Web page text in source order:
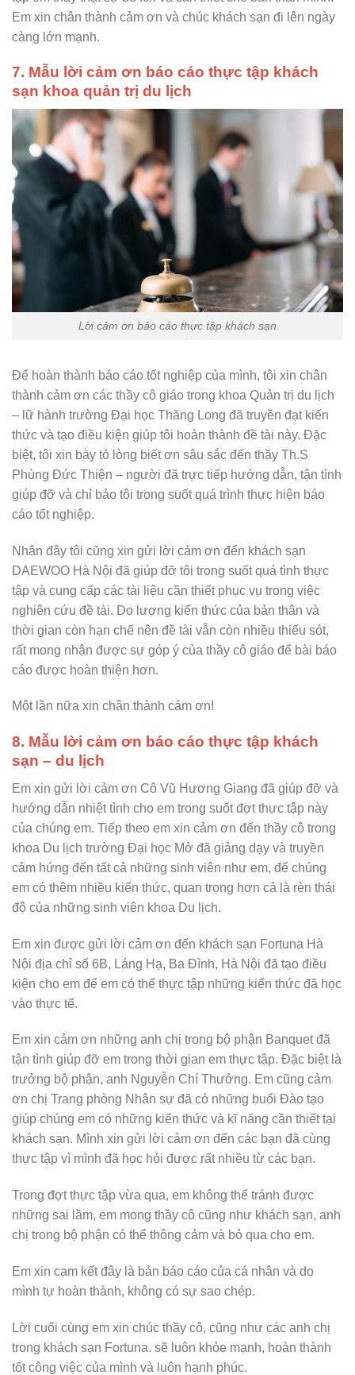
Em xin chân thành cảm ơn và chúc khách sạn đi lên ngày
càng lớn mạnh.
7. Mẫu lời cảm ơn báo cáo thực tập khách
sạn khoa quản trị du lịch
Lời cảm ơn báo cáo thực tập khách sạn
Để hoàn thành báo cáo tốt nghiệp của mình, tôi xin chân
thành cảm ơn các thầy cô giáo trong khoa Quản trị du lịch
– lữ hành trường Đại học Thăng Long đã truyền đạt kiến
thức và tạo điều kiện giúp tôi hoàn thành đề tài này. Đặc
biệt, tôi xin bày tỏ lòng biết ơn sâu sắc đến thầy Th.S
Phùng Đức Thiện – người đã trực tiếp hướng dẫn, tận tình
giúp đỡ và chỉ bảo tôi trong suốt quá trình thực hiện báo
cáo tốt nghiệp.
Nhân đây tôi cũng xin gửi lời cảm ơn đến khách sạn
DAEWOO Hà Nội đã giúp đỡ tôi trong suốt quá tình thực
tập và cung cấp các tài liệu cần thiết phục vụ trong việc
nghiên cứu đề tài. Do lượng kiến thức của bản thân và
thời gian còn hạn chế nên đề tài vẫn còn nhiều thiếu sót,
rất mong nhận được sự góp ý của thầy cô giáo để bài báo
cáo được hoàn thiện hơn.
Một lần nữa xin chân thành cảm ơn!
8. Mẫu lời cảm ơn báo cáo thực tập khách
sạn – du lịch
Em xin gửi lời cảm ơn Cô Vũ Hương Giang đã giúp đỡ và
hướng dẫn nhiệt tình cho em trong suốt đợt thực tập này
của chúng em. Tiếp theo em xin cảm ơn đến thầy cô trong
khoa Du lịch trường Đại học Mở đã giảng dạy và truyền
cảm hứng đến tất cả những sinh viên như em, để chúng
em có thêm nhiều kiến thức, quan trọng hơn cả là rèn thái
độ của những sinh viên khoa Du lịch.
Em xin được gửi lời cảm ơn đến khách sạn Fortuna Hà
Nội địa chỉ số 6B, Láng Hạ, Ba Đình, Hà Nội đã tạo điều
kiện cho em để em có thể thực tập những kiến thức đã học
vào thực tế.
Em xin cảm ơn những anh chị trong bộ phận Banquet đã
tận tình giúp đỡ em trong thời gian em thực tập. Đặc biệt là
trưởng bộ phận, anh Nguyễn Chí Thưởng. Em cũng cảm
ơn chị Trang phòng Nhân sự đã có những buổi Đào tạo
giúp chúng em có những kiến thức và kĩ năng cần thiết tại
khách sạn. Mình xin gửi lời cảm ơn đến các bạn đã cùng
thực tập vì mình đã học hỏi được rất nhiều từ các bạn.
Trong đợt thực tập vừa qua, em không thể tránh được
những sai lầm, em mong thầy cô cũng như khách sạn, anh
chị trong bộ phận có thể thông cảm và bỏ qua cho em.
Em xin cam kết đây là bản báo cáo của cá nhân và do
mình tự hoàn thành, không có sự sao chép.
Lời cuối cùng em xin chúc thầy cô, cũng như các anh chị
trong khách sạn Fortuna. sẽ luôn khỏe mạnh, hoàn thành
tốt công việc của mình và luôn hạnh phúc.